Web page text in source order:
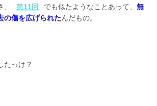
第11回 でも似たようなことあって、 無
の傷を広げられたんだもの。
たっけ？